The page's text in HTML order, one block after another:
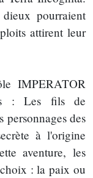
pourraient
attirent leur
IMPERATOR
: Les fils de
des
à l'origine
aventure, les
: la paix ou